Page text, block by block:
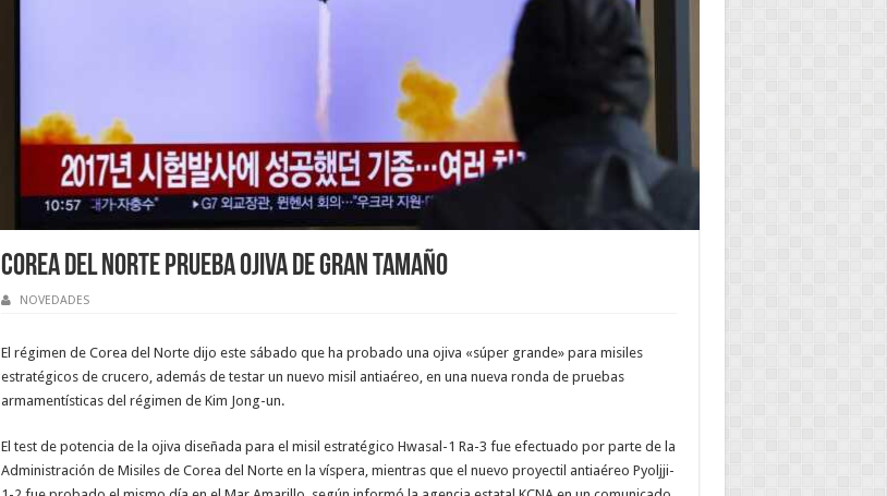
Corea del Norte prueba ojiva de gran tamaño
NOVEDADES
El régimen de Corea del Norte dijo este sábado que ha probado una ojiva «súper grande» para misiles
estratégicos de crucero, además de testar un nuevo misil antiaéreo, en una nueva ronda de pruebas
armamentísticas del régimen de Kim Jong-un.
El test de potencia de la ojiva diseñada para el misil estratégico Hwasal-1 Ra-3 fue efectuado por parte de la
Administración de Misiles de Corea del Norte en la víspera, mientras que el nuevo proyectil antiaéreo Pyoljji-